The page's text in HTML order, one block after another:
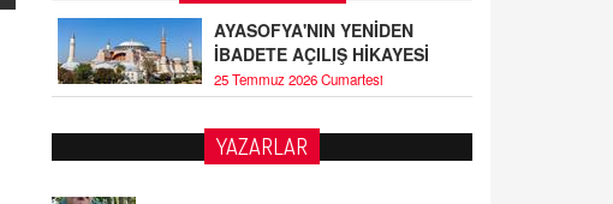
AYASOFYA'NIN YENİDEN
İBADETE AÇILIŞ HİKAYESİ
25 Temmuz 2026 Cumartesi
YAZARLAR